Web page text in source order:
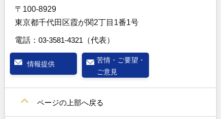
〒100-8929
東京都千代田区霞が関2丁目1番1号
電話： 03-3581-4321 （代表）
情報提供
苦情・ご要望・
ご意見
ページの上部へ戻る